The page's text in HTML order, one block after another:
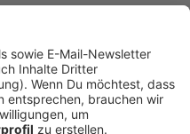
mit Energie und
öffentliches
bis zur
Die Aktivitäten
in der